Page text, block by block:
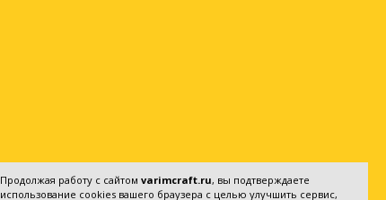
Продолжая работу с сайтом varimcraft.ru, вы подтверждаете
использование cookies вашего браузера с целью улучшить сервис,